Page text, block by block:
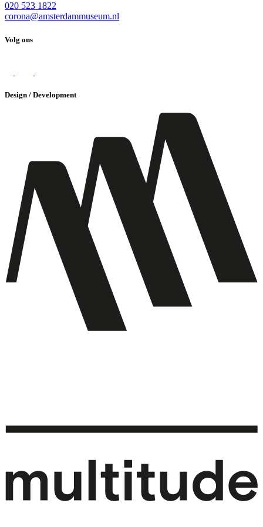
020 523 1822
corona@amsterdammuseum.nl
Volg ons
Design / Development